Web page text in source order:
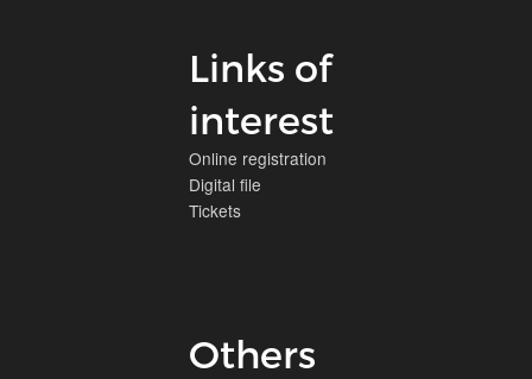
Links of
interest
Online registration
Digital file
Tickets
Others